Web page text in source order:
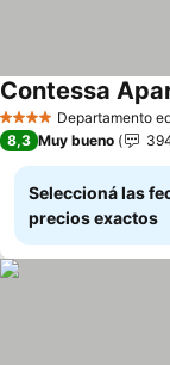
4 EstrellasDepartamento
Contessa
8,3 Muy bueno
Seleccioná las
precios exactos